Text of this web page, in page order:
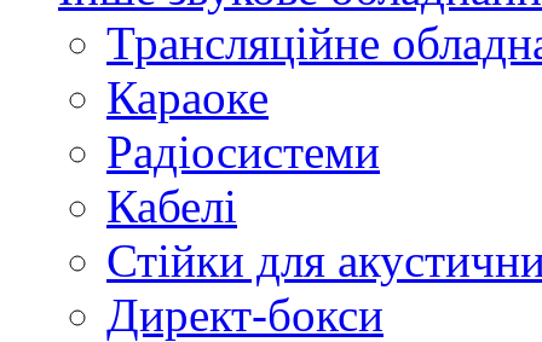
Трансляційне
Караоке
Радіосистеми
Кабелі
Стійки для
Директ-бокси